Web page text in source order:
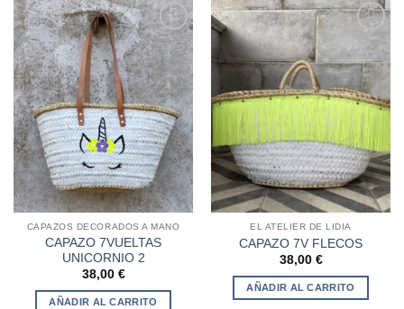
Añadir
a la
lista de
deseos
CAPAZOS DECORADOS A MANO
CAPAZO 7VUELTAS
UNICORNIO 2
38,00 €
AÑADIR AL CARRITO
Añadir
a la
lista de
deseos
EL ATELIER DE LIDIA
CAPAZO 7V FLECOS
38,00 €
AÑADIR AL CARRITO